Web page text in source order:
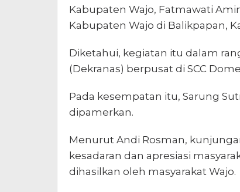
Kabupaten Wajo, Fatmawati
Kabupaten Wajo di Balikpapan,
Diketahui, kegiatan itu dalam
(Dekranas) berpusat di SCC
Pada kesempatan itu, Sarung
dipamerkan.
Menurut Andi Rosman,
kesadaran dan apresiasi
dihasilkan oleh masyarakat Wajo.